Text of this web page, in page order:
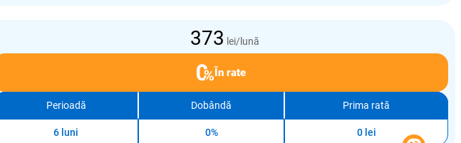
373 lei/lună
În rate
Perioadă Dobândă Prima rată
6 luni 0% 0 lei